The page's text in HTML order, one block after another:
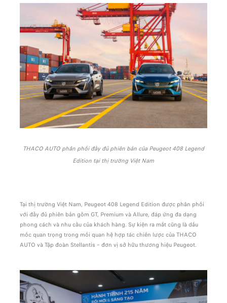
THACO AUTO phân phối đầy đủ phiên bản của Peugeot 408 Legend
Edition tại thị trường Việt Nam
Tại thị trường Việt Nam, Peugeot 408 Legend Edition được phân phối
với đầy đủ phiên bản gồm GT, Premium và Allure, đáp ứng đa dạng
phong cách và nhu cầu của khách hàng. Sự kiện ra mắt cũng là dấu
mốc quan trọng trong mối quan hệ hợp tác chiến lược của THACO
AUTO và Tập đoàn Stellantis – đơn vị sở hữu thương hiệu Peugeot.